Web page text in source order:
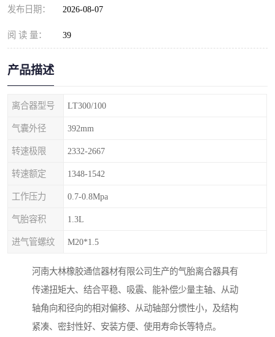
发布日期： 2026-08-07
阅 读 量： 39
产品描述
离合器型号 LT300/100
气囊外径 392mm
转速极限 2332-2667
转速额定 1348-1542
工作压力 0.7-0.8Mpa
气胎容积 1.3L
进气管螺纹 M20*1.5
河南大林橡胶通信器材有限公司生产的气胎离合器具有
传递扭矩大、结合平稳、吸震、能补偿少量主轴、从动
轴角向和径向的相对偏移、从动轴部分惯性小，及结构
紧凑、密封性好、安装方便、使用寿命长等特点。